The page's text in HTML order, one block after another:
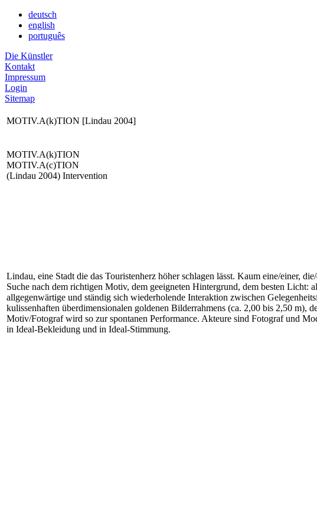
deutsch
english
português
Die Künstler
Kontakt
Impressum
Login
Sitemap
MOTIV.A(k)TION [Lindau 2004]
MOTIV.A(k)TION
MOTIV.A(c)TION
(Lindau 2004) Intervention
Lindau, eine Stadt die das Touristenherz höher schlagen lässt. Kaum eine/einer,
Suche nach dem richtigen Motiv, dem geeigneten Hintergrund, dem besten
allgegenwärtige und ständig sich wiederholende Interaktion zwischen
kulissenhaften überdimensionalen goldenen Bilderrahmens (ca. 2,00 bis 2,50 m),
Motiv/Fotograf wird so zur spontanen Performance. Akteure sind Fotograf und
in Ideal-Bekleidung und in Ideal-Stimmung.